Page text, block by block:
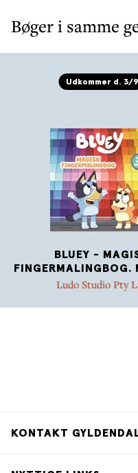
kun overgået af H.C.
Jacob Forsell
Bøger i samme
Udkommer d. 3/9
BLUEY -
FINGERMALINGBOG.
Ludo Studio Pty
KONTAKT